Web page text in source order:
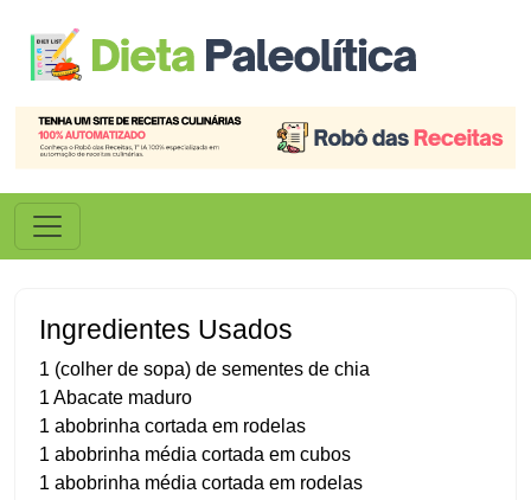
Ingredientes Usados
1 (colher de sopa) de sementes de chia
1 Abacate maduro
1 abobrinha cortada em rodelas
1 abobrinha média cortada em cubos
1 abobrinha média cortada em rodelas